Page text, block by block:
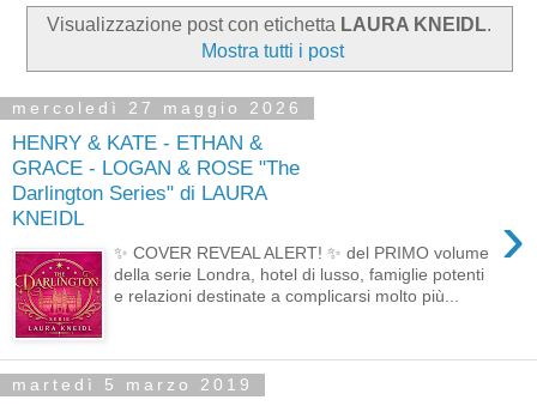
Visualizzazione post con etichetta LAURA KNEIDL.
Mostra tutti i post
mercoledì 27 maggio 2026
HENRY & KATE - ETHAN &
GRACE - LOGAN & ROSE "The
Darlington Series" di LAURA
KNEIDL
›
✨ COVER REVEAL ALERT! ✨ del PRIMO volume
della serie Londra, hotel di lusso, famiglie potenti
e relazioni destinate a complicarsi molto più...
martedì 5 marzo 2019